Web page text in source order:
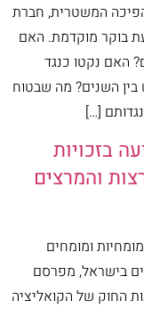
המשטרית, חברת
בוקר מוקדמת. האם
האם נקטו כנגד
השנים? מה שבטוח
[…]
בזכויות
והמרצים
ומומחים
בישראל, מפרסם
החוק של הקואליציה